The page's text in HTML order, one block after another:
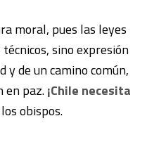
moral, pues las leyes
sino expresión
y de un camino común,
en paz.¡Chile necesita
obispos.